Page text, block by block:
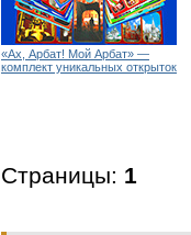
«Ах, Арбат! Мой Арбат» —
комплект уникальных открыток
Страницы: 1